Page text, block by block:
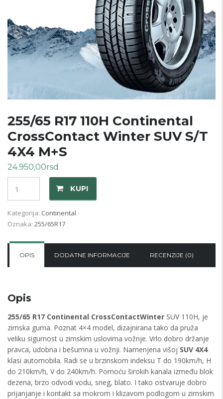
255/65 R17 110H Continental
CrossContact Winter SUV S/T
4X4 M+S
24.950,00rsd
KUPI
Kategorija: Continental
Oznaka: 255/65R17
OPIS DODATNE INFORMACIJE RECENZIJE (0)
Opis
255/65 R17 Continental CrossContactWinter SUV 110H, je
zimska guma. Poznat 4×4 model, dizajnirana tako da pruža
veliku sigurnost u zimskim uslovima vožnje. Vrlo dobro držanje
pravca, udobna i bešumna u vožnji. Namenjena višoj SUV 4X4
klasi automobila. Radi se u brzinskom indeksu T do 190km/h, H
do 210km/h, V do 240km/h. Pomoću širokih kanala između blok
dezena, brzo odvodi vodu, sneg, blato. I tako ostvaruje dobro
prijanjanje i kontakt sa mokrom i klizavom podlogom u zimskim